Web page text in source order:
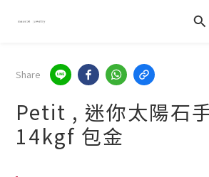
Share
Petit , 迷你太陽石
14kgf 包金